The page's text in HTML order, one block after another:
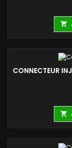

CONNECTEUR
